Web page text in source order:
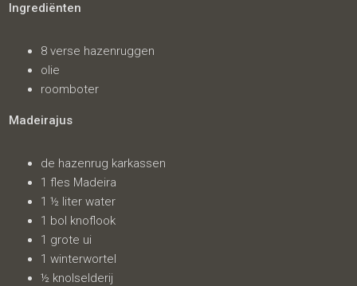
Ingrediënten
8 verse hazenruggen
olie
roomboter
Madeirajus
de hazenrug karkassen
1 fles Madeira
1 ½ liter water
1 bol knoflook
1 grote ui
1 winterwortel
½ knolselderij